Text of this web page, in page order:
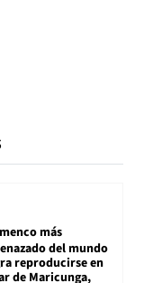
más
del mundo
reproducirse en
de Maricunga,